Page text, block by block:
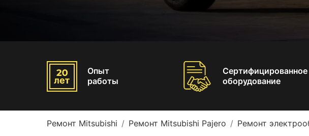
Опыт
работы
Сертифицированное
оборудование
Ремонт Mitsubishi Ремонт Mitsubishi Pajero Ремонт